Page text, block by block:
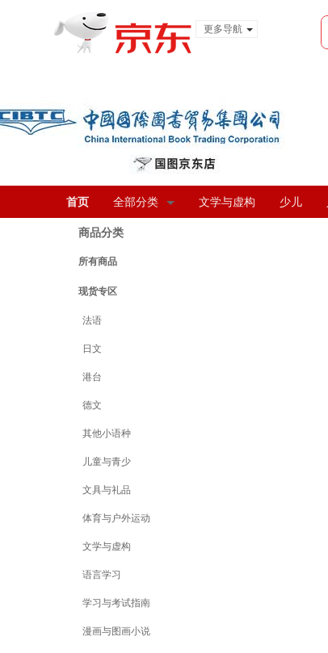
更多导航
首页 全部分类 文学与虚构 少儿
商品分类
所有商品
现货专区
法语
日文
港台
德文
其他小语种
儿童与青少
文具与礼品
体育与户外运动
文学与虚构
语言学习
学习与考试指南
漫画与图画小说